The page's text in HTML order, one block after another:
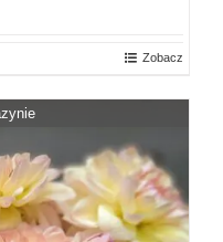
Zobacz